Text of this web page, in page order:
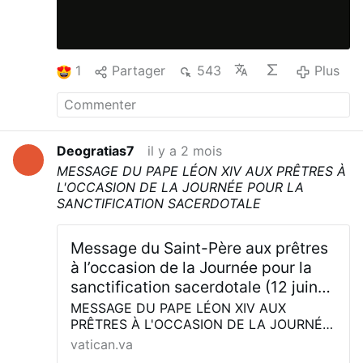
1 Partager 543 Plus
Deogratias7
il y a 2 mois
MESSAGE DU PAPE LÉON XIV AUX PRÊTRES À
L'OCCASION DE LA JOURNÉE POUR LA
SANCTIFICATION SACERDOTALE
Message du Saint-Père aux prêtres
à l’occasion de la Journée pour la
sanctification sacerdotale (12 juin
2026)
MESSAGE DU PAPE LÉON XIV AUX
PRÊTRES À L'OCCASION DE LA JOURNÉE
POUR LA SANCTIFICATION SACERDOTALE
vatican.va